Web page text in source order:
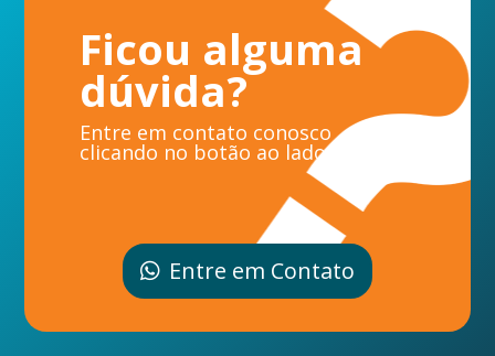
Ficou alguma
dúvida?
Entre em contato conosco
clicando no botão ao lado.
Entre em Contato